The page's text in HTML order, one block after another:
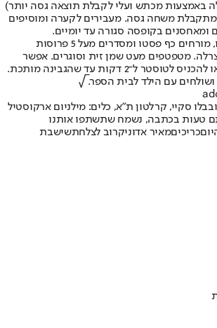
באמצעות מכתש ועלי לקבלת תוצאה גסה יותר)
משחה גסה. מעבירים לקערה ומוסיפים
בקופסה סגורה עד יומיים.
חוצים כל בייגלה לאורכו, מורחים כף פסטו ומסדרים מעל 5 פרוסות
מוצרלה. מטפטפים מעט שמן זית וסוגרים. אפשר
לשלוח לבית הספר כך, או להכניס לטוסטר ל־2 דקות עד שהגבינה מותכת.
ושולחים עם הילד לבית הספר. √
סקיי, קרלטון ת"א, כלים: מילניום ארקוסטיל
טעות בכתבה, נשמח שתשתפו אותנו
כריכיםמאיר אדוניקרוב לצלחתשישבת